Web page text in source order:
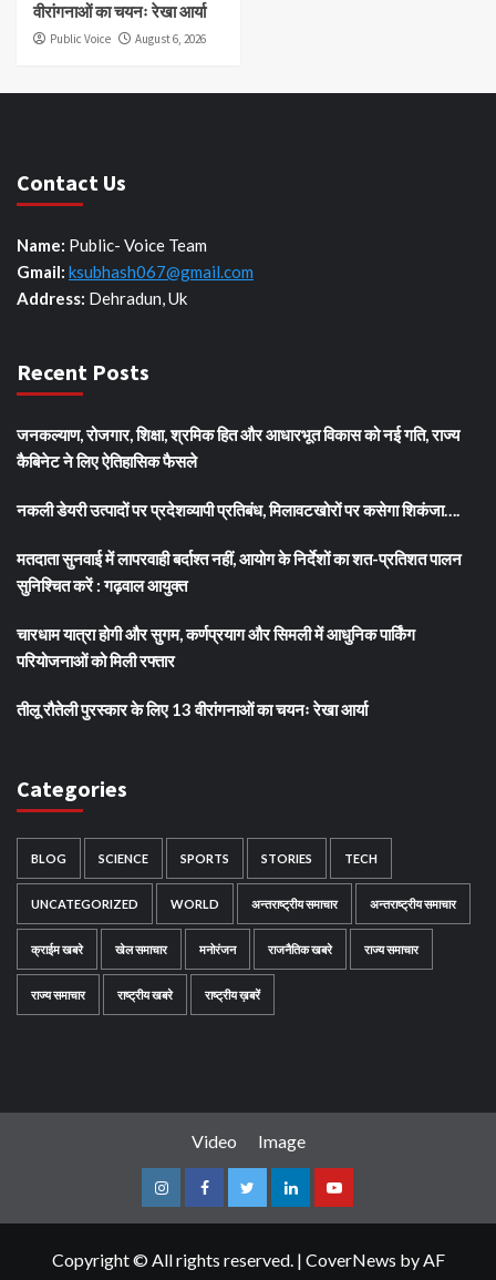
वीरांगनाओं का चयनः रेखा आर्या
Public Voice August 6, 2026
Contact Us
Name: Public- Voice Team
Gmail: ksubhash067@gmail.com
Address: Dehradun, Uk
Recent Posts
जनकल्याण, रोजगार, शिक्षा, श्रमिक हित और आधारभूत विकास को नई गति, राज्य
कैबिनेट ने लिए ऐतिहासिक फैसले
नकली डेयरी उत्पादों पर प्रदेशव्यापी प्रतिबंध, मिलावटखोरों पर कसेगा शिकंजा….
मतदाता सुनवाई में लापरवाही बर्दाश्त नहीं, आयोग के निर्देशों का शत-प्रतिशत पालन
सुनिश्चित करें : गढ़वाल आयुक्त
चारधाम यात्रा होगी और सुगम, कर्णप्रयाग और सिमली में आधुनिक पार्किंग
परियोजनाओं को मिली रफ्तार
तीलू रौतेली पुरस्कार के लिए 13 वीरांगनाओं का चयनः रेखा आर्या
Categories
BLOG SCIENCE SPORTS STORIES TECH
UNCATEGORIZED WORLD अन्तराष्ट्रीय समाचार अन्तराष्ट्रीय समाचार
क्राईम खबरे खेल समाचार मनोरंजन राजनैतिक खबरे राज्य समाचार
राज्य समाचार राष्ट्रीय खबरे राष्ट्रीय ख़बरें
Video Image
InstagramFacebookTwitterLinkedinYoutube
Copyright © All rights reserved. | CoverNews by AF